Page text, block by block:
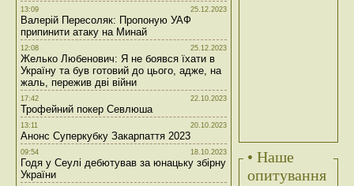
13:09 25.12.2023
Валерій Пересоляк: Пропоную УАФ
припинити атаку на Минай
12:08 25.12.2023
Желько Любенович: Я не боявся їхати в
Україну та був готовий до цього, адже, на
жаль, пережив дві війни
17:42 22.10.2023
Трофейний покер Севлюша
13:11 20.10.2023
Анонс Суперкубку Закарпаття 2023
09:54 18.10.2023
Годя у Сеулі дебютував за юнацьку збірну
України
• Наше
опитування